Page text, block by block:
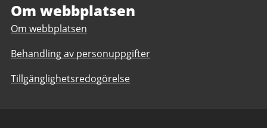
in
Om webbplatsen
Om webbplatsen
Behandling av personuppgifter
Tillgänglighetsredogörelse